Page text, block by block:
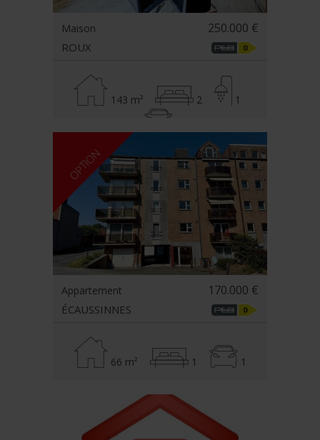
Maison 250.000 €
ROUX
143 m² 2
1
OPTION
Appartement 170.000 €
ÉCAUSSINNES
66 m² 1 1